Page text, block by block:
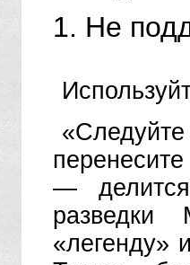
1. Не
—
разведки
«легенду»